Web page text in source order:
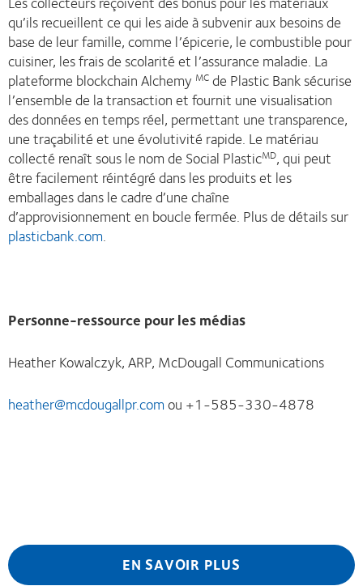
qu’ils recueillent ce qui les aide à subvenir aux besoins de
base de leur famille, comme l’épicerie, le combustible pour
cuisiner, les frais de scolarité et l’assurance maladie. La
plateforme blockchain Alchemy MC de Plastic Bank sécurise
l’ensemble de la transaction et fournit une visualisation
des données en temps réel, permettant une transparence,
une traçabilité et une évolutivité rapide. Le matériau
collecté renaît sous le nom de Social PlasticMD, qui peut
être facilement réintégré dans les produits et les
emballages dans le cadre d’une chaîne
d’approvisionnement en boucle fermée. Plus de détails sur
plasticbank.com.
Personne-ressource pour les médias
Heather Kowalczyk, ARP, McDougall Communications
heather@mcdougallpr.comou +1-585-330-4878
EN SAVOIR PLUS